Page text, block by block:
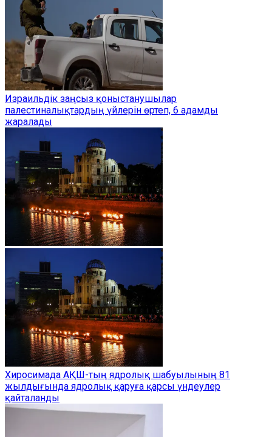
Израильдік заңсыз қоныстанушылар
палестиналықтардың үйлерін өртеп, 6 адамды
жаралады
Хиросимада АҚШ-тың ядролық шабуылының 81
жылдығында ядролық қаруға қарсы үндеулер
қайталанды